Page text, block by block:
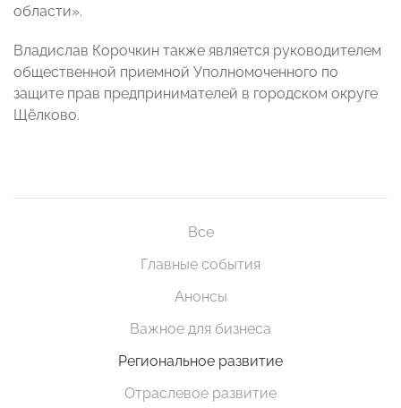
области».
Владислав Корочкин также является руководителем
общественной приемной Уполномоченного по
защите прав предпринимателей в городском округе
Щёлково.
Все
Главные события
Анонсы
Важное для бизнеса
Региональное развитие
Отраслевое развитие